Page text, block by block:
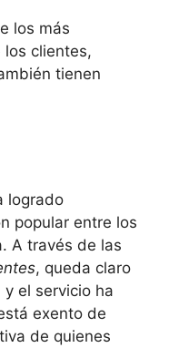
los más
los clientes,
tienen
logrado
popular entre los
A través de las
, queda claro
el servicio ha
exento de
de quienes